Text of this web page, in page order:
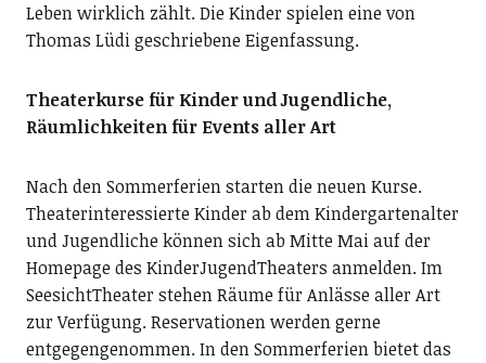
Leben wirklich zählt. Die Kinder spielen eine von
Thomas Lüdi geschriebene Eigenfassung.
Theaterkurse für Kinder und Jugendliche,
Räumlichkeiten für Events aller Art
Nach den Sommerferien starten die neuen ­Kurse.
Theaterinteressierte Kinder ab dem Kinder­gar­tenalter
und Jugendliche können sich ab Mitte Mai auf der
Homepage des KinderJugendTheaters anmelden. Im
SeesichtTheater stehen Räume für Anlässe aller Art
zur Verfügung. Reservationen werden gerne
entgegengenommen. In den Sommerferien bietet das